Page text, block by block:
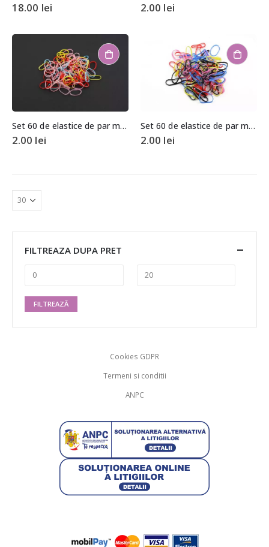
18.00 lei 2.00 lei
Set 60 de elastice de par multicolore
2.00 lei
Set 60 de elastice de par multicolore
2.00 lei
FILTREAZA DUPA PRET
FILTREAZĂ
Cookies GDPR
Termeni si conditii
ANPC